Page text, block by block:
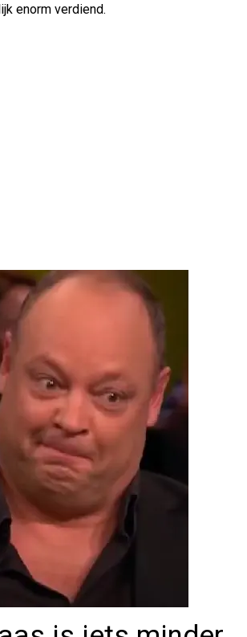
enorm verdiend.